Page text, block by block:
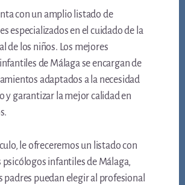
con un amplio listado de
especializados en el cuidado de la
de los niños. Los mejores
de Málaga se encargan de
adaptados a la necesidad
y garantizar la mejor calidad en
le ofreceremos un listado con
psicólogos infantiles de Málaga,
padres puedan elegir al profesional